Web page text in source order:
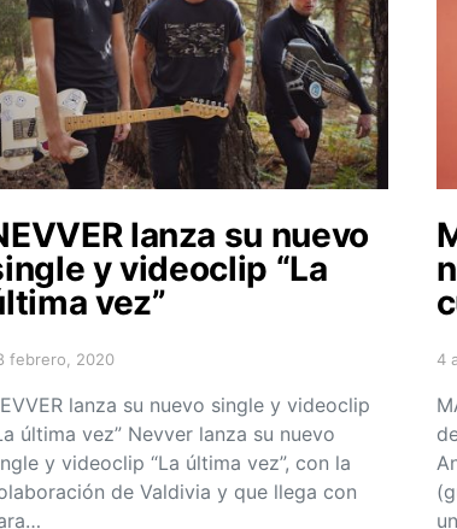
lanza su nuevo
y videoclip “La
vez”
on
febrero, 2020
lanza su nuevo single y videoclip
última vez” Nevver lanza su nuevo
y videoclip “La última vez”, con la
de Valdivia y que llega con
4